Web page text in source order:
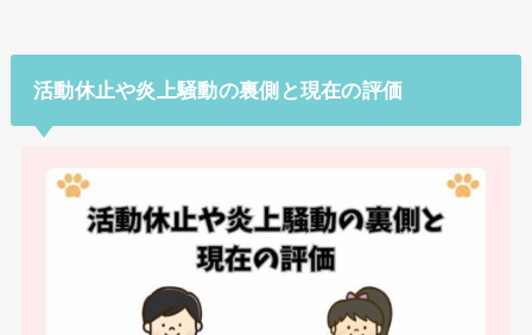
活動休止や炎上騒動の裏側と現在の評価